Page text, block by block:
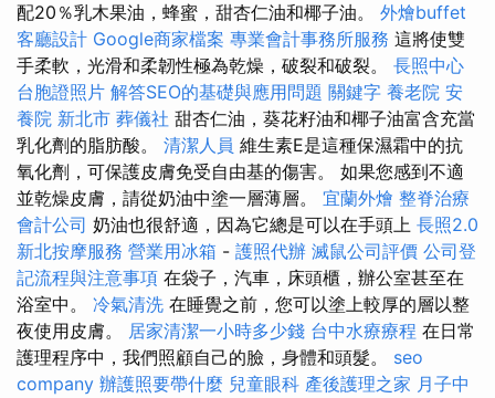
配20％乳木果油，蜂蜜，甜杏仁油和椰子油。 外燴buffet
客廳設計 Google商家檔案 專業會計事務所服務 這將使雙
手柔軟，光滑和柔韌性極為乾燥，破裂和破裂。 長照中心
台胞證照片 解答SEO的基礎與應用問題 關鍵字 養老院 安
養院 新北市 葬儀社 甜杏仁油，葵花籽油和椰子油富含充當
乳化劑的脂肪酸。 清潔人員 維生素E是這種保濕霜中的抗
氧化劑，可保護皮膚免受自由基的傷害。 如果您感到不適
並乾燥皮膚，請從奶油中塗一層薄層。 宜蘭外燴 整脊治療
會計公司 奶油也很舒適，因為它總是可以在手頭上 長照2.0
新北按摩服務 營業用冰箱 - 護照代辦 滅鼠公司評價 公司登
記流程與注意事項 在袋子，汽車，床頭櫃，辦公室甚至在
浴室中。 冷氣清洗 在睡覺之前，您可以塗上較厚的層以整
夜使用皮膚。 居家清潔一小時多少錢 台中水療療程 在日常
護理程序中，我們照顧自己的臉，身體和頭髮。 seo
company 辦護照要帶什麼 兒童眼科 產後護理之家 月子中